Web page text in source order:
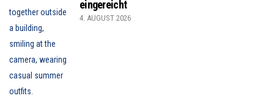
eingereicht
4. AUGUST 2026